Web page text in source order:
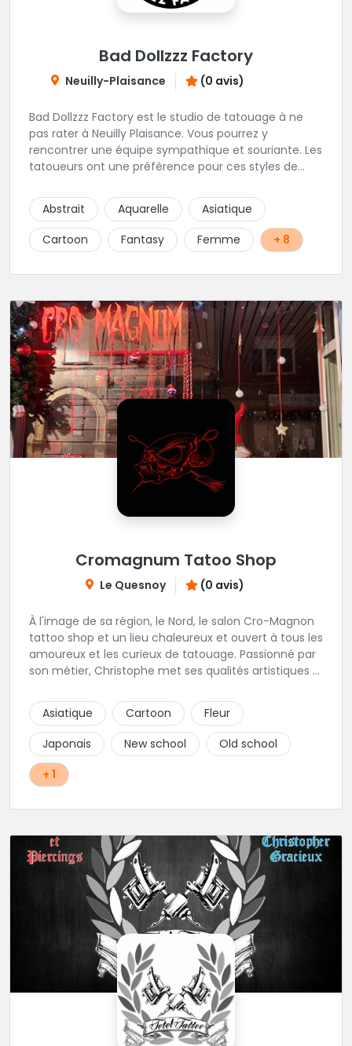
Bad Dollzzz Factory
Neuilly-Plaisance (0 avis)
Bad Dollzzz Factory est le studio de tatouage à ne
pas rater à Neuilly Plaisance. Vous pourrez y
rencontrer une équipe sympathique et souriante. Les
tatoueurs ont une préfèrence pour ces styles de
culture et traits fins. Foncez !
Abstrait Aquarelle
Asiatique
Cartoon
Fantasy Femme + 8
Cromagnum Tatoo Shop
Le Quesnoy (0 avis)
À l'image de sa région, le Nord, le salon Cro-Magnon
tattoo shop et un lieu chaleureux et ouvert à tous les
amoureux et les curieux de tatouage. Passionné par
son métier, Christophe met ses qualités artistiques à
Asiatique
Cartoon
Fleur
Japonais
New school
Old school
+ 1